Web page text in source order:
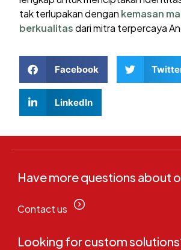
tak terlupakan dengan kemasan
berkualitasdari mitra terpercaya
Facebook
LinkedIn
Have more questions about
Contact us
Looking for custom